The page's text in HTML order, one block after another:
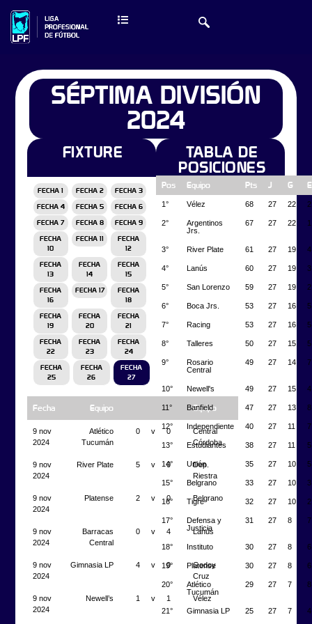
SÉPTIMA DIVISIÓN
2024
FIXTURE
FECHA 1 FECHA 2 FECHA 3
FECHA 4 FECHA 5 FECHA 6
FECHA 7 FECHA 8 FECHA 9
FECHA
10
FECHA 11
FECHA
12
FECHA
13
FECHA
14
FECHA
15
FECHA
16
FECHA 17
FECHA
18
FECHA
19
FECHA
20
FECHA
21
FECHA
22
FECHA
23
FECHA
24
FECHA
25
FECHA
26
FECHA
27
Fecha Equipo Equipo
9 nov
2024
Atlético
Tucumán
0 v 0
Central
Córdoba
9 nov
2024
River Plate 5 v 0
Dep.
Riestra
9 nov
2024
Platense 2 v 0 Belgrano
9 nov
2024
Barracas
Central
0 v 4 Lanús
9 nov
2024
Gimnasia LP 4 v 0
Godoy
Cruz
9 nov
2024
Newell’s 1 v 1 Vélez
TABLA DE
POSICIONES
Pos Equipo Pts J G E
1° Vélez 68 27 22 2
2°
Argentinos
Jrs.
67 27 22 1
3° River Plate 61 27 19 4
4° Lanús 60 27 19 3
5° San Lorenzo 59 27 19 2
6° Boca Jrs. 53 27 16 5
7° Racing 53 27 16 5
8° Talleres 50 27 15 5
9°
Rosario
Central
49 27 14 7
10° Newell's 49 27 15 4
11° Banfield 47 27 13 8
12° Independiente 40 27 11 7
13° Estudiantes 38 27 11 5
14° Unión 35 27 10 5
15° Belgrano 33 27 10 3
16° Tigre 32 27 10 2
17°
Defensa y
Justicia
31 27 8 7
18° Instituto 30 27 8 6
19° Platense 30 27 8 6
20°
Atlético
Tucumán
29 27 7 8
21° Gimnasia LP 25 27 7 4